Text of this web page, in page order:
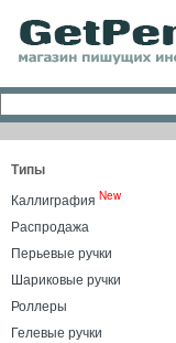
Типы
Каллиграфия New
Распродажа
Перьевые ручки
Шариковые ручки
Роллеры
Гелевые ручки